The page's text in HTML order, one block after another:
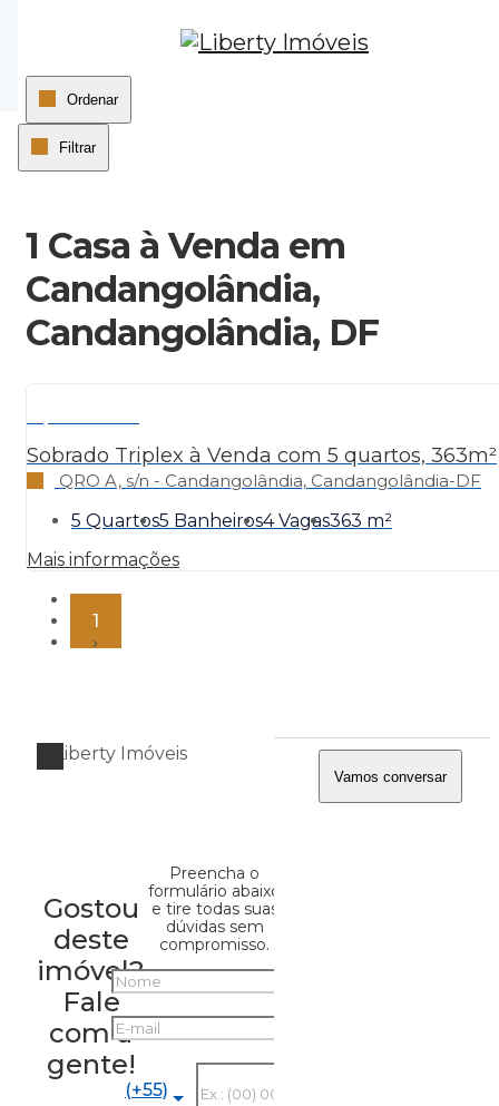
Página inicial
Ordenar
Filtrar
1 Casa à Venda em
Candangolândia,
Candangolândia, DF
Sobrado Triplex à Venda com 5 quartos, 363m²
QRO A, s/n - Candangolândia, Candangolândia-DF
5 Quartos5 Banheiros4 Vagas363 m²
Mais informações
‹
1
›
Gostou
deste
imóvel?
Fale
com a
gente!
Preencha o
formulário abaixo
e tire todas suas
dúvidas sem
compromisso.
Nome
E-mail
Telefone
(+55)
Vamos conversar